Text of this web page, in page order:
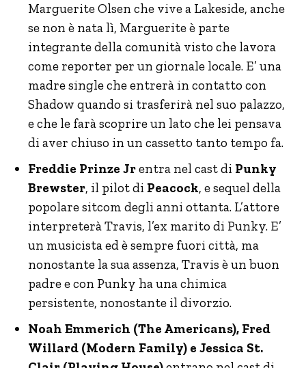
Marguerite Olsen che vive a Lakeside, anche
se non è nata lì, Marguerite è parte
integrante della comunità visto che lavora
come reporter per un giornale locale. E’ una
madre single che entrerà in contatto con
Shadow quando si trasferirà nel suo palazzo,
e che le farà scoprire un lato che lei pensava
di aver chiuso in un cassetto tanto tempo fa.
Freddie Prinze Jrentra nel cast di Punky
Brewster, il pilot di Peacock, e sequel della
popolare sitcom degli anni ottanta. L’attore
interpreterà Travis, l’ex marito di Punky. E’
un musicista ed è sempre fuori città, ma
nonostante la sua assenza, Travis è un buon
padre e con Punky ha una chimica
persistente, nonostante il divorzio.
Noah Emmerich (The Americans), Fred
Willard (Modern Family) e Jessica St.